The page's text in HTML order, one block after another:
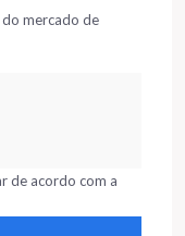
do mercado de
de acordo com a